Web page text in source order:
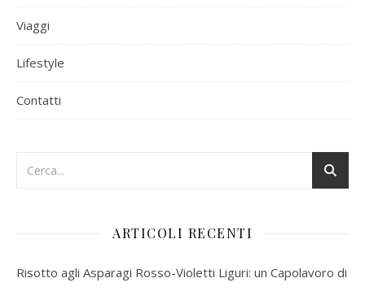
Viaggi
Lifestyle
Contatti
ARTICOLI RECENTI
Risotto agli Asparagi Rosso-Violetti Liguri: un Capolavoro di